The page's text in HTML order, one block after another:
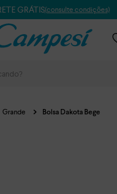
GRÁTIS(consulte condições)
Grande Bolsa Dakota Bege